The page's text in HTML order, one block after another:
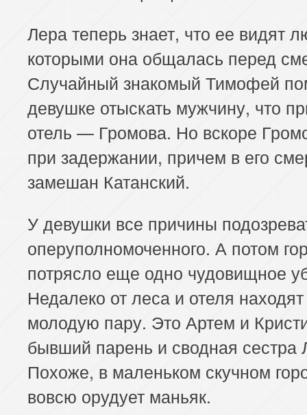
Лера теперь знает, что ее видят
которыми она общалась перед
Случайный знакомый Тимофей
девушке отыскать мужчину, что
отель — Громова. Но вскоре
при задержании, причем в его
замешан Катанский.
У девушки все причины
оперуполномоченного. А потом
потрясло еще одно чудовищное
Недалеко от леса и отеля
молодую пару. Это Артем и
бывший парень и сводная сестра
Похоже, в маленьком скучном
вовсю орудует маньяк.